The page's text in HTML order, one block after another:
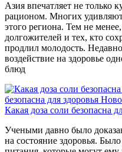
Азия впечатляет не только
рационом. Многих
этого региона. Тем не
долгожителей и тех, кто
продлил молодость.
воздействие на здоровье
блюд
безопасна для здоровья
Какая доза соли безопасна
Учеными давно было
на состояние здоровья.